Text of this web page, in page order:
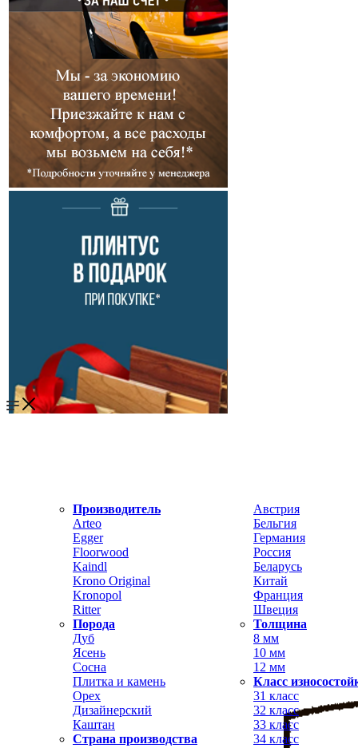
Производитель
Arteo
Egger
Floorwood
Kaindl
Krono Original
Kronopol
Ritter
Порода
Дуб
Ясень
Сосна
Плитка и камень
Орех
Дизайнерский
Каштан
Страна производства
Австрия
Бельгия
Германия
Россия
Беларусь
Китай
Франция
Швеция
Толщина
8 мм
10 мм
12 мм
Класс
31 класс
32 класс
33 класс
34 класс